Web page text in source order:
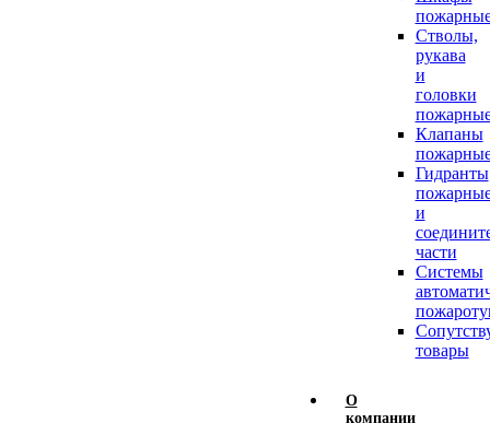
Стволы,
рукава
и
головки
Клапаны
Гидранты
и
части
Системы
товары
О
компании